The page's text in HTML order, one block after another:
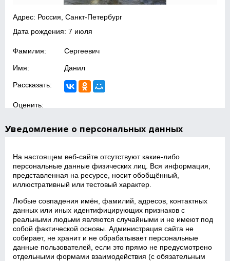
Адрес: Россия, Санкт-Петербург
Дата рождения: 7 июля
Фамилия: Сергеевич
Имя: Данил
Рассказать:
Оценить:
Уведомление о персональных данных
На настоящем веб‑сайте отсутствуют какие‑либо
персональные данные физических лиц. Вся информация,
представленная на ресурсе, носит обобщённый,
иллюстративный или тестовый характер.
Любые совпадения имён, фамилий, адресов, контактных
данных или иных идентифицирующих признаков с
реальными людьми являются случайными и не имеют под
собой фактической основы. Администрация сайта не
собирает, не хранит и не обрабатывает персональные
данные пользователей, если это прямо не предусмотрено
отдельными формами взаимодействия (с обязательным